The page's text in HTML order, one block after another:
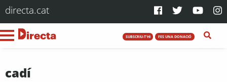
directa.cat
SUBSCRIU-T'HI FES UNA DONACIÓ
cadí